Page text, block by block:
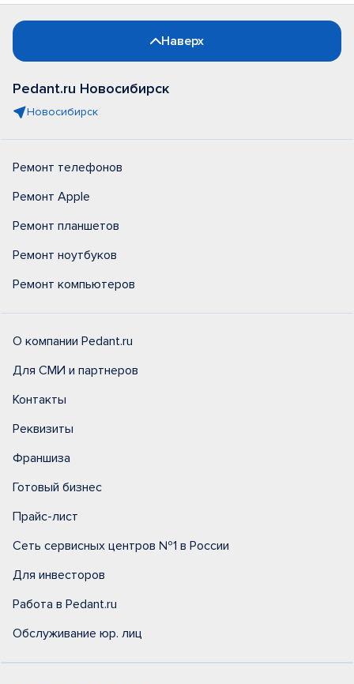
Наверх
Pedant.ru Новосибирск
Новосибирск
Ремонт телефонов
Ремонт Apple
Ремонт планшетов
Ремонт ноутбуков
Ремонт компьютеров
О компании Pedant.ru
Для СМИ и партнеров
Контакты
Реквизиты
Франшиза
Готовый бизнес
Прайс-лист
Сеть сервисных центров №1 в России
Для инвесторов
Работа в Pedant.ru
Обслуживание юр. лиц